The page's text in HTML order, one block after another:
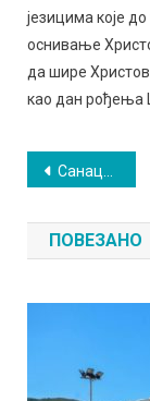
језицима које
оснивање
да шире
као дан рођења
Кретање
чланка
Санација квара на водоводној мрежи
ПОВЕЗАНО